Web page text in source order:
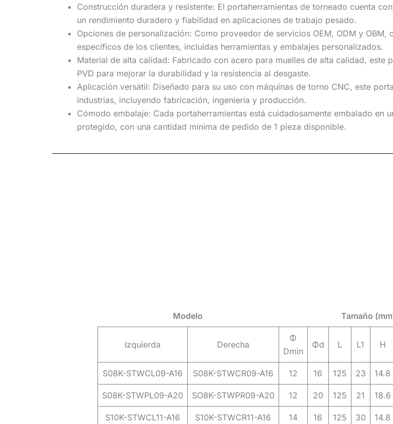
Construcción duradera y resistente: El portaherramientas de torneado cuenta
un rendimiento duradero y fiabilidad en aplicaciones de trabajo pesado.
Opciones de personalización: Como proveedor de servicios OEM, ODM y
específicos de los clientes, incluidas herramientas y embalajes personalizados.
Material de alta calidad: Fabricado con acero para muelles de alta calidad, este
PVD para mejorar la durabilidad y la resistencia al desgaste.
Aplicación versátil: Diseñado para su uso con máquinas de torno CNC, este
industrias, incluyendo fabricación, ingeniería y producción.
Cómodo embalaje: Cada portaherramientas está cuidadosamente embalado
protegido, con una cantidad mínima de pedido de 1 pieza disponible.
Modelo Tamaño
Izquierda Derecha
Φ
Dmin
Φd L L1 H
S08K-STWCL09-A16 S08K-STWCR09-A16 12 16 125 23 14.8
S08K-STWPL09-A20 SO8K-STWPR09-A20 12 20 125 21 18.6
S10K-STWCL11-A16 S10K-STWCR11-A16 14 16 125 30 14.8